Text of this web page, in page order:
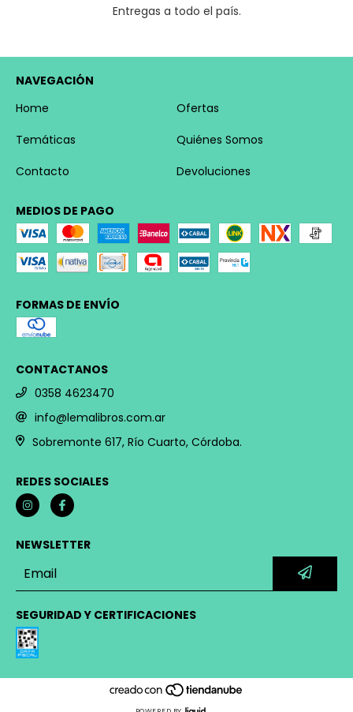
Entregas a todo el país.
NAVEGACIÓN
Home
Ofertas
Temáticas
Quiénes Somos
Contacto
Devoluciones
MEDIOS DE PAGO
FORMAS DE ENVÍO
CONTACTANOS
0358 4623470
info@lemalibros.com.ar
Sobremonte 617, Río Cuarto, Córdoba.
REDES SOCIALES
NEWSLETTER
SEGURIDAD Y CERTIFICACIONES